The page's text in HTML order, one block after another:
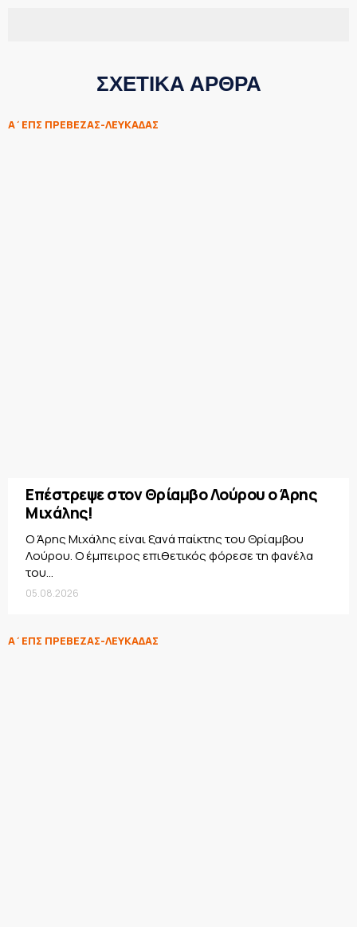
ΣΧΕΤΙΚΑ ΑΡΘΡΑ
Α΄ΕΠΣ ΠΡΕΒΕΖΑΣ-ΛΕΥΚΑΔΑΣ
Επέστρεψε στον Θρίαμβο Λούρου ο Άρης
Μιχάλης!
Ο Άρης Μιχάλης είναι ξανά παίκτης του Θρίαμβου
Λούρου. Ο έμπειρος επιθετικός φόρεσε τη φανέλα
του...
05.08.2026
Α΄ΕΠΣ ΠΡΕΒΕΖΑΣ-ΛΕΥΚΑΔΑΣ